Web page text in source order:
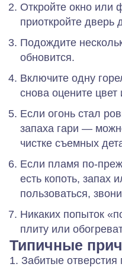
Откройте окно или
приоткройте дверь
Подождите
обновится.
Включите одну
снова оцените
Если огонь стал
запаха гари —
чистке съемных
Если пламя
есть копоть, запах
пользоваться,
Никаких попыток
плиту или
Типичные
1. Забитые отверстия